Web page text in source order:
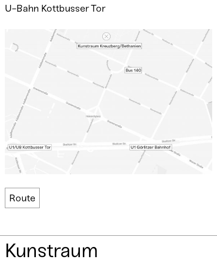
U-Bahn Kottbusser Tor
Route
Kunstraum